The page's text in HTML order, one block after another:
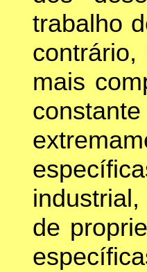
trabalho
mais
de